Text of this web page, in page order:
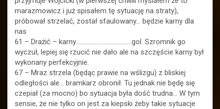
marazmowicz i już spisałem tę sytuację na straty),
próbował strzelać, został sfaulowany… będzie karny dla
nas
61 – Drażić – karny………………………………..gol. Szromnik go
wyczuł, lepiej się rzucić nie dało ale na szczęście karny był
wykonany perfekcyjnie.
67 – Mraz strzela (będąc prawie na wślizgu) z bliskiej
odległości ale… bramkarz obronił. Tu jednak nie będę się
czepiał (za mocno) bo sytuacja była dość trudna… W tym
sensie, że nie tylko on jest za kiepski żeby takie sytuacje